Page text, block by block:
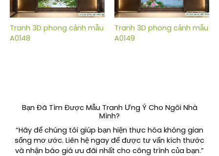
Tranh 3D phong cảnh mẫu
A0148
Tranh 3D phong cảnh mẫu
A0149
Bạn Đã Tìm Được Mẫu Tranh Ưng Ý Cho Ngôi Nhà
Mình?
“Hãy để chúng tôi giúp bạn hiện thực hóa không gian
sống mơ ước. Liên hệ ngay để được tư vấn kích thước
và nhận báo giá ưu đãi nhất cho công trình của bạn.”